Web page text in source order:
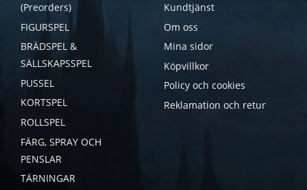
(Preorders)
FIGURSPEL
BRÄDSPEL &
SÄLLSKAPSSPEL
PUSSEL
KORTSPEL
ROLLSPEL
FÄRG, SPRAY OCH
PENSLAR
TÄRNINGAR
Kundtjänst
Om oss
Mina sidor
Köpvillkor
Policy och cookies
Reklamation och retur